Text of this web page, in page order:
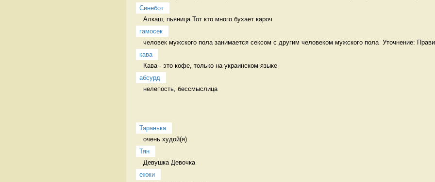
Синебот
Алкаш, пьяница Тот кто много бухает кароч
гамосек
человек мужского пола занимается сексом с другим человеком мужского пола  Уточнение:
кава
Кава - это кофе, только на украинском языке
абсурд
нелепость, бессмыслица
Таранька
очень худой(я)
Тян
Девушка Девочка
ежжи